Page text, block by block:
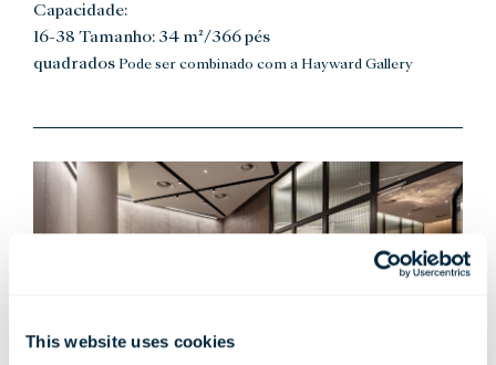
This website uses cookies
Capacidade:
16-38 Tamanho: 34 m²/366 pés
quadrados Pode ser combinado com a Hayward Gallery